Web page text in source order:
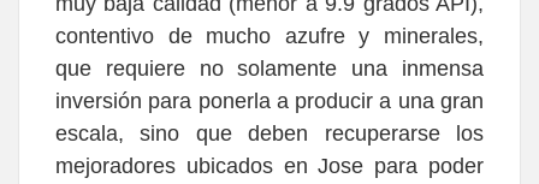
contentivo de mucho azufre y minerales,
que requiere no solamente una inmensa
inversión para ponerla a producir a una gran
escala, sino que deben recuperarse los
mejoradores ubicados en Jose para poder